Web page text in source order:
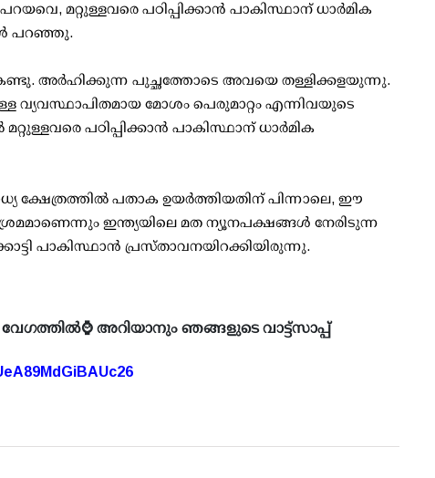
മറ്റുള്ളവരെ പഠിപ്പിക്കാന്‍ പാകിസ്ഥാന് ധാര്‍മിക
പറഞ്ഞു.
കണ്ടു. അര്‍ഹിക്കുന്ന പുച്ഛത്തോടെ അവയെ തള്ളിക്കളയുന്നു.
വ്യവസ്ഥാപിതമായ മോശം പെരുമാറ്റം എന്നിവയുടെ
മറ്റുള്ളവരെ പഠിപ്പിക്കാന്‍ പാകിസ്ഥാന് ധാര്‍മിക
ക്ഷേത്രത്തില്‍ പതാക ഉയര്‍ത്തിയതിന് പിന്നാലെ, ഈ
ഇന്ത്യയിലെ മത ന്യൂനപക്ഷങ്ങള്‍ നേരിടുന്ന
പാകിസ്ഥാന്‍ പ്രസ്താവനയിറക്കിയിരുന്നു.
അറിയാനും ഞങ്ങളുടെ വാട്ട്സാപ്പ്